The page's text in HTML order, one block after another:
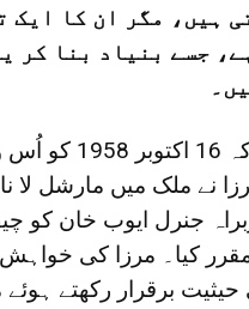
ہیں، مگر ان کا ایک
جسے بنیاد بنا کر
تاریخ بتاتی ہے کہ 16
نے ملک میں مارشل لا
جنرل ایوب خان کو
مقرر کیا۔ مرزا کی
برقرار رکھتے ہوئے